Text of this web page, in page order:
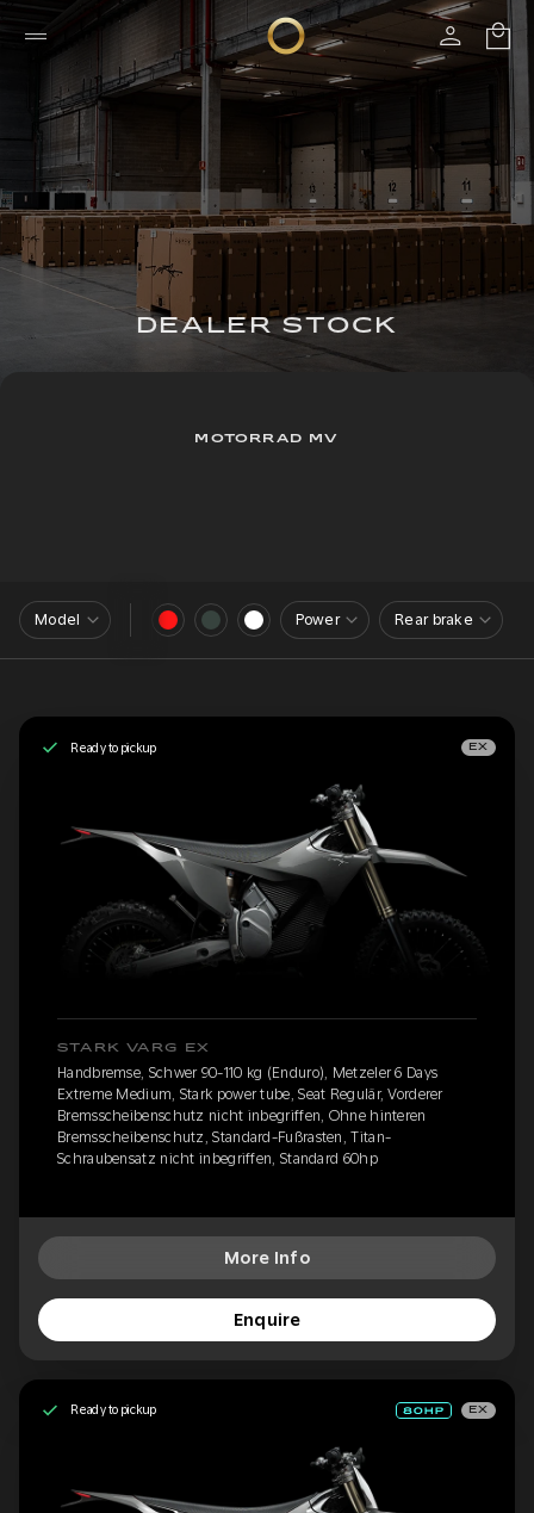
DEALER STOCK
MOTORRAD MV
Model Power Rear brake
Ready to pickup EX
STARK VARG EX
Handbremse, Schwer 90-110 kg (Enduro), Metzeler 6 Days
Extreme Medium, Stark power tube, Seat Regulär, Vorderer
Bremsscheibenschutz nicht inbegriffen, Ohne hinteren
Bremsscheibenschutz, Standard-Fußrasten, Titan-
Schraubensatz nicht inbegriffen, Standard 60hp
More Info
Enquire
Ready to pickup EX